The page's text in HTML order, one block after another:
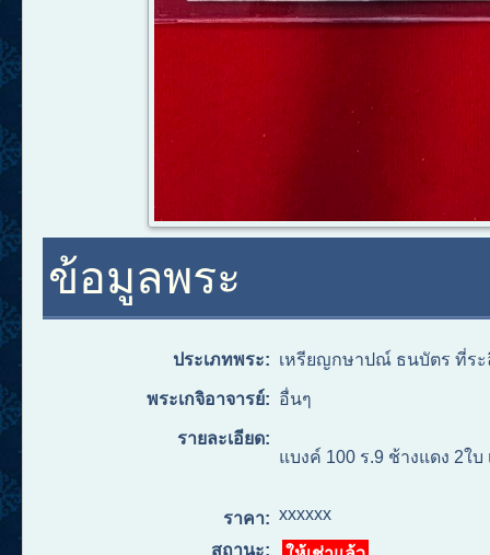
ข้อมูลพระ
ประเภทพระ: เหรียญกษาปณ์ ธนบัตร ที่ร
พระเกจิอาจารย์: อื่นๆ
รายละเอียด:
แบงค์ 100 ร.9 ช้างแดง 2ใ
ราคา: xxxxxx
สถานะ: